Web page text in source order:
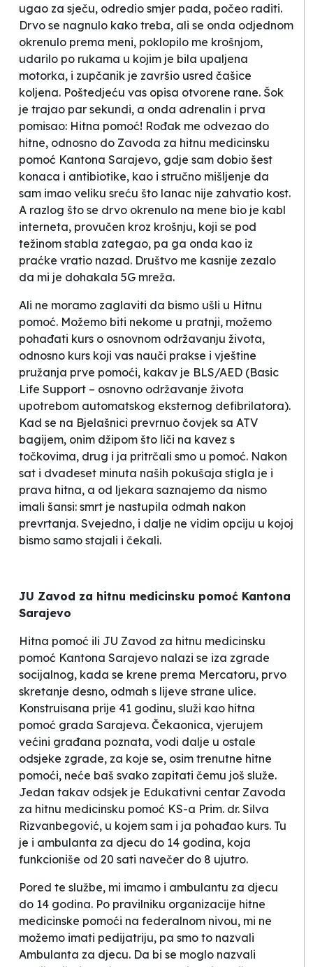
ugao za sječu, odredio smjer pada, počeo raditi.
Drvo se nagnulo kako treba, ali se onda odjednom
okrenulo prema meni, poklopilo me krošnjom,
udarilo po rukama u kojim je bila upaljena
motorka, i zupčanik je završio usred čašice
koljena. Poštedjeću vas opisa otvorene rane. Šok
je trajao par sekundi, a onda adrenalin i prva
pomisao: Hitna pomoć! Rođak me odvezao do
hitne, odnosno do Zavoda za hitnu medicinsku
pomoć Kantona Sarajevo, gdje sam dobio šest
konaca i antibiotike, kao i stručno mišljenje da
sam imao veliku sreću što lanac nije zahvatio kost.
A razlog što se drvo okrenulo na mene bio je kabl
interneta, provučen kroz krošnju, koji se pod
težinom stabla zategao, pa ga onda kao iz
praćke vratio nazad. Društvo me kasnije zezalo
da mi je dohakala 5G mreža.
Ali ne moramo zaglaviti da bismo ušli u Hitnu
pomoć. Možemo biti nekome u pratnji, možemo
pohađati kurs o osnovnom održavanju života,
odnosno kurs koji vas nauči prakse i vještine
pružanja prve pomoći, kakav je BLS/AED (Basic
Life Support – osnovno održavanje života
upotrebom automatskog eksternog defibrilatora).
Kad se na Bjelašnici prevrnuo čovjek sa ATV
bagijem, onim džipom što liči na kavez s
točkovima, drug i ja pritrčali smo u pomoć. Nakon
sat i dvadeset minuta naših pokušaja stigla je i
prava hitna, a od ljekara saznajemo da nismo
imali šansi: smrt je nastupila odmah nakon
prevrtanja. Svejedno, i dalje ne vidim opciju u kojoj
bismo samo stajali i čekali.
JU Zavod za hitnu medicinsku pomoć Kantona
Sarajevo
Hitna pomoć ili JU Zavod za hitnu medicinsku
pomoć Kantona Sarajevo nalazi se iza zgrade
socijalnog, kada se krene prema Mercatoru, prvo
skretanje desno, odmah s lijeve strane ulice.
Konstruisana prije 41 godinu, služi kao hitna
pomoć grada Sarajeva. Čekaonica, vjerujem
većini građana poznata, vodi dalje u ostale
odsjeke zgrade, za koje se, osim trenutne hitne
pomoći, neće baš svako zapitati čemu još služe.
Jedan takav odsjek je Edukativni centar Zavoda
za hitnu medicinsku pomoć KS-a Prim. dr. Silva
Rizvanbegović, u kojem sam i ja pohađao kurs. Tu
je i ambulanta za djecu do 14 godina, koja
funkcioniše od 20 sati navečer do 8 ujutro.
Pored te službe, mi imamo i ambulantu za djecu
do 14 godina. Po pravilniku organizacije hitne
medicinske pomoći na federalnom nivou, mi ne
možemo imati pedijatriju, pa smo to nazvali
Ambulanta za djecu. Da bi se moglo nazvali